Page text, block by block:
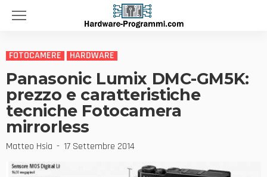
FOTOCAMERE HARDWARE
Panasonic Lumix DMC-GM5K:
prezzo e caratteristiche
tecniche Fotocamera
mirrorless
Matteo Hsia 17 Settembre 2014